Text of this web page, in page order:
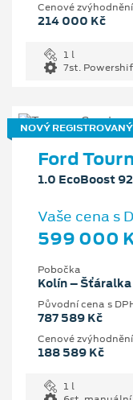
Cenové zvýhodnění
214 000 Kč
1 l
7st.
NOVÝ
Ford
1.0 EcoBoost
Vaše cena s
599 000
Pobočka
Kolín – Šťáralka
Původní cena s
787 589 Kč
Cenové zvýhodnění
188 589 Kč
1 l